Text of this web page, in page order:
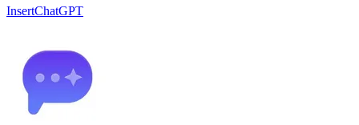
InsertChatGPT